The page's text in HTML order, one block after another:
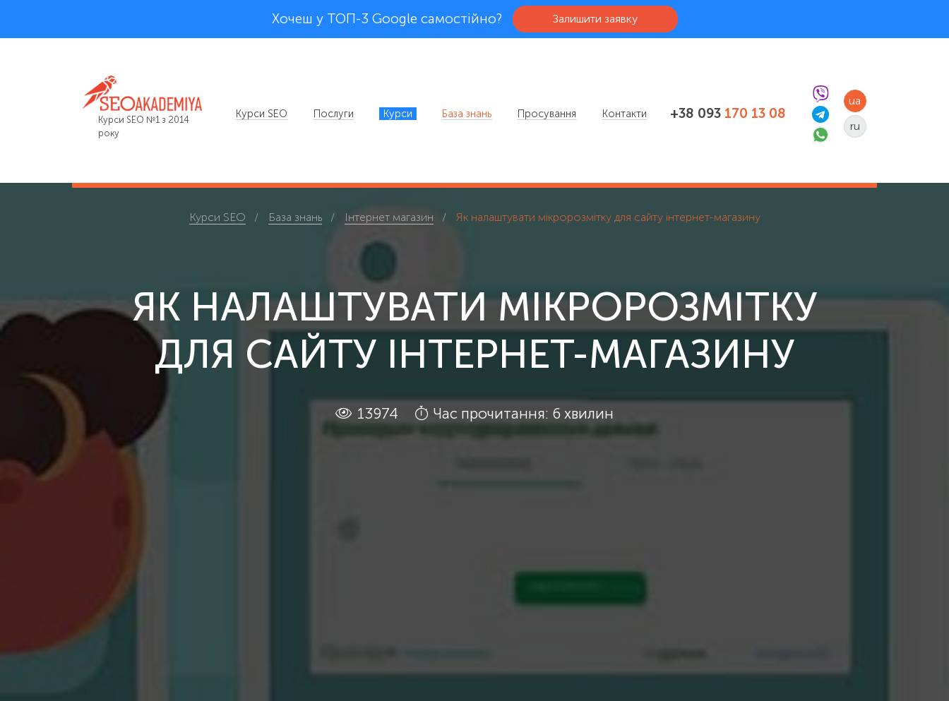
Хочеш у ТОП-3 Google самостійно? Залишити заявку
Курси SEO №1 з 2014
року
Курси SEO Послуги Курси База знань Просування Контакти +38 093 170 13 08
ua
ru
Курси SEO База знань Інтернет магазин Як налаштувати мікророзмітку для сайту інтернет-магазину
ЯК НАЛАШТУВАТИ МІКРОРОЗМІТКУ
ДЛЯ САЙТУ ІНТЕРНЕТ-МАГАЗИНУ
13974 Час прочитання: 6 хвилин